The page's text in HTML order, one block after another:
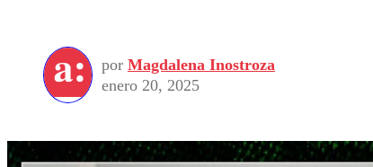
por Magdalena Inostroza
enero 20, 2025